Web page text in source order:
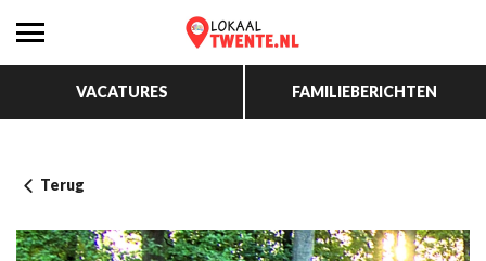
VACATURES FAMILIEBERICHTEN
Terug